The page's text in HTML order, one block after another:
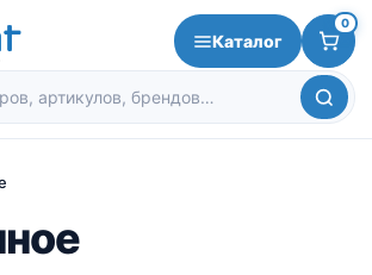
Каталог
0